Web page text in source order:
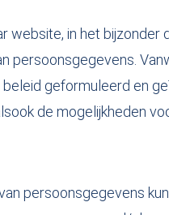
website, in het bijzonder
persoonsgegevens.
geformuleerd en
de mogelijkheden
persoonsgegevens